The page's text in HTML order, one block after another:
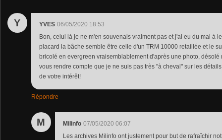
Y YVES 06/05/2020 18:53
Bon, celui là je ne m'en souvenais vraiment pas et j'ai eu du mal à
placard la bâche semble être celle d'un TRM 10000 retaillée et le
bricolé en evergreen vraisemblablement d'après une photo, désolé
vous rendre compte que je ne suis pas très "à cheval" sur les
de votre intérêt!
Répondre
M Milinfo 07/05/2020 06:07
Les archives Milinfo ont justement pour but de rafraîchir